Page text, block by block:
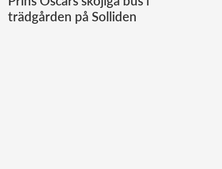
Norska kungahuset
trädgården på Solliden